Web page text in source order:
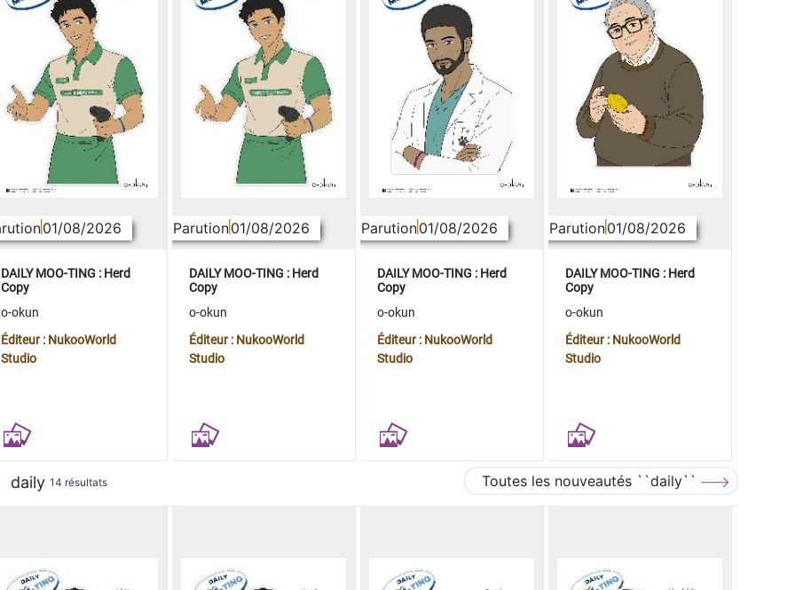
01/08/2026
DAILY MOO-TING : Herd
Copy
o-okun
Éditeur : NukooWorld
Studio
Parution01/08/2026
DAILY MOO-TING : Herd
Copy
o-okun
Éditeur : NukooWorld
Studio
Parution01/08/2026
DAILY MOO-TING : Herd
Copy
o-okun
Éditeur : NukooWorld
Studio
Parution01/08/2026
DAILY MOO-TING : Herd
Copy
o-okun
Éditeur : NukooWorld
Studio
daily 14 résultats Toutes les nouveautés ``daily``